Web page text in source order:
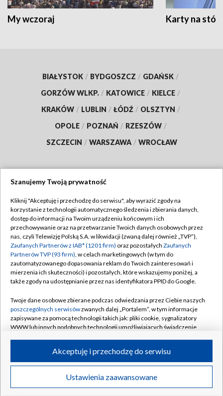
My wczoraj Karty na
BIAŁYSTOK / BYDGOSZCZ / GDAŃSK /
GORZÓW WLKP. / KATOWICE / KIELCE /
KRAKÓW / LUBLIN / ŁÓDŹ / OLSZTYN /
OPOLE / POZNAŃ / RZESZÓW /
SZCZECIN / WARSZAWA / WROCŁAW
TVP
Abonament TVP
Emisja w TVP
Centrum informacji TVP
Naziemna Telewizja Cyfrowa
Rada Programowa
System NOS
Informacje o nadawcy
Program dla prasy
Ogłoszenie przetargowe
Regulamin TVP
Polityka prywatności
Moje zgody
Pomoc
Kontakt
Kanały
©2026 Telewizja Polska S.A. w likwidacji
Szanujemy Twoją prywatność
Kliknij "Akceptuję i przechodzę do serwisu", aby wyrazić zgody na
korzystanie z technologii automatycznego śledzenia i zbierania danych,
dostęp do informacji na Twoim urządzeniu końcowym i ich
przechowywanie oraz na przetwarzanie Twoich danych osobowych przez
nas, czyli Telewizję Polską S.A. w likwidacji (zwaną dalej również „TVP”),
Zaufanych Partnerów z IAB* (1201 firm) oraz pozostałych Zaufanych
Partnerów TVP (93 firm), w celach marketingowych (w tym do
zautomatyzowanego dopasowania reklam do Twoich zainteresowań i
mierzenia ich skuteczności) i pozostałych, które wskazujemy poniżej, a
także zgody na udostępnianie przez nas identyfikatora PPID do Google.
Twoje dane osobowe zbierane podczas odwiedzania przez Ciebie naszych
poszczególnych serwisówzwanych dalej „Portalem”, w tym informacje
zapisywane za pomocą technologii takich jak: pliki cookie, sygnalizatory
WWW lub innych podobnych technologii umożliwiających świadczenie
ruchu w Internecie.
Twoje dane osobowe zbierane podczas odwiedzania przez Ciebie
poszczególnych serwisówna Portalu, takie jak adresy IP, identyfikatory
Ustawienia zaawansowane
Akceptuję i przechodzę do serwisu